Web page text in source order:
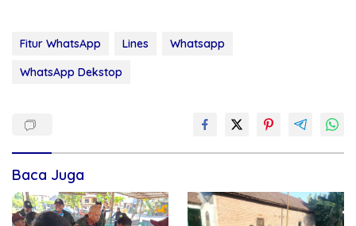
Fitur WhatsApp Lines
Whatsapp
WhatsApp Dekstop
Baca Juga